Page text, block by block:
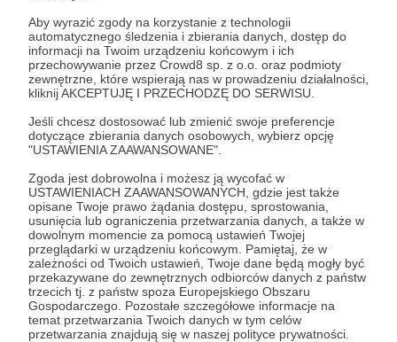
Aby wyrazić zgody na korzystanie z technologii
automatycznego śledzenia i zbierania danych, dostęp do
informacji na Twoim urządzeniu końcowym i ich
przechowywanie przez Crowd8 sp. z o.o. oraz podmioty
zewnętrzne, które wspierają nas w prowadzeniu działalności,
kliknij AKCEPTUJĘ I PRZECHODZĘ DO SERWISU.
Jeśli chcesz dostosować lub zmienić swoje preferencje
dotyczące zbierania danych osobowych, wybierz opcję
"USTAWIENIA ZAAWANSOWANE".
Zgoda jest dobrowolna i możesz ją wycofać w
USTAWIENIACH ZAAWANSOWANYCH, gdzie jest także
opisane Twoje prawo żądania dostępu, sprostowania,
usunięcia lub ograniczenia przetwarzania danych, a także w
dowolnym momencie za pomocą ustawień Twojej
przeglądarki w urządzeniu końcowym. Pamiętaj, że w
zależności od Twoich ustawień, Twoje dane będą mogły być
przekazywane do zewnętrznych odbiorców danych z państw
trzecich tj. z państw spoza Europejskiego Obszaru
Gospodarczego. Pozostałe szczegółowe informacje na
temat przetwarzania Twoich danych w tym celów
przetwarzania znajdują się w naszej polityce prywatności.
Dołącz do grona Patronów!
Wesprzyj działalność AutorazaNim fundacja już teraz!
Zostań Patronem